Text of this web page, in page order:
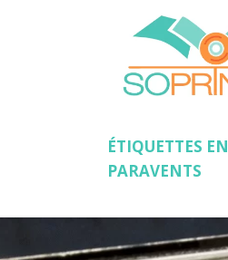
ÉTIQUETTES EN
PARAVENTS